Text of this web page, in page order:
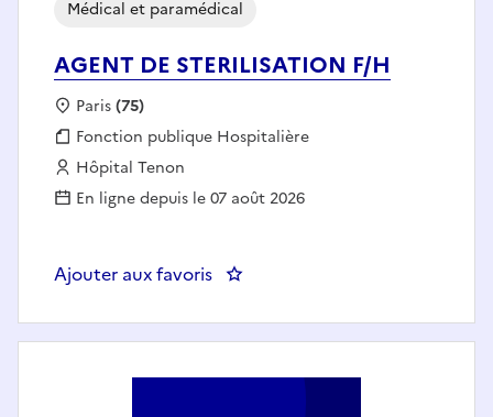
AGENT DE STERILISATION F/H
Médical et paramédical
Localisation :
Paris(75)
Fonction publique :
Fonction publique Hospitalière
Employeur :
Hôpital Tenon
En ligne depuis le 07 août 2026
Ajouter aux favoris : AGENT DE STERILISATION F/H